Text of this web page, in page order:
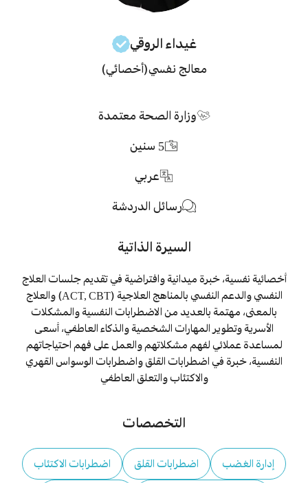
غيداء الروقي
معالج نفسي(أخصائي)
وزارة الصحة معتمدة
5 سنين
عربي
رسائل الدردشة
السيرة الذاتية
أخصائية نفسية، خبرة ميدانية وافتراضية في تقديم جلسات العلاج
النفسي والدعم النفسي بالمناهج العلاجية (ACT, CBT) والعلاج
بالمعنى، مهتمة بالعديد من الاضطرابات النفسية والمشكلات
الأسرية وتطوير المهارات الشخصية والذكاء العاطفي، أسعى
لمساعدة عملائي لفهم مشكلاتهم والعمل على فهم احتياجاتهم
النفسية، خبرة في اضطرابات القلق واضطرابات الوسواس القهري
والاكتئاب والتعلق العاطفي
التخصصات
إدارة الغضب اضطرابات القلق اضطرابات الاكتئاب